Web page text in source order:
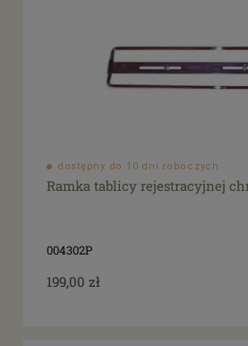
dostępny do 10 dni roboczych
Ramka tablicy rejestracyjnej
004302P
199,00 zł